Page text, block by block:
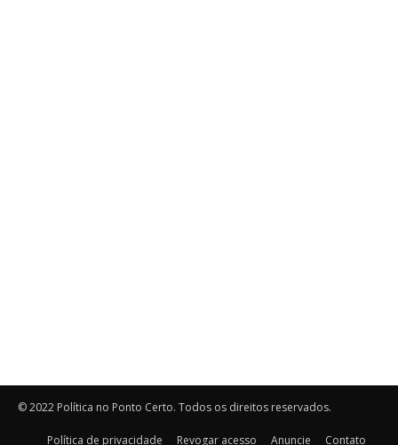
© 2022 Política no Ponto Certo. Todos os direitos reservados.
Política de privacidade Revogar acesso Anuncie Contato